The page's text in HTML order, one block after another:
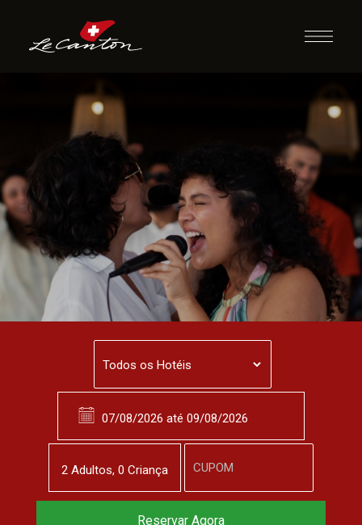
Karaokê
2 Adultos, 0 Criança
Reservar Agora